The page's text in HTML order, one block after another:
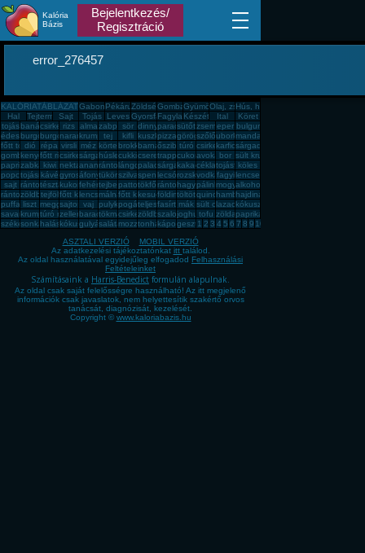
Kalória
Bázis
Bejelentkezés/
Regisztráció
error_276457
KALÓRIATÁBLÁZATGabona, mag, örlemény
Pékáru, édesség, sütemény, rágcsa, tészta
Zöldség, fűszer
GombaGyümölcsOlaj, zsíradékHús, húskészítmény
Hal
TejtermékSajt Tojás Leves Gyorsfagyasztott, dobozos, konzerv étel
Fagylalt, jégkrém
Készétel Ital
Köret
tojás banáncsirkemell
rizs alma zabpehely
sör dinnyeparadicsom
sütőtökzsemleeper bulgur
édesburgonya
burgonyaburgonyanarancskrumplitej kifli kuszkusz
pizzagörögdinnye
szőlőuborkamandarin
főtt tojás
dió répa virsli méz körte brokkolibarnarizsőszibarack
túró csirkecomb
karfiolsárgadinnye
gombakenyérfőtt rizscsirkemájsárgarépa
húslevescukkinicseresznyetrappista sajt
cukoravokádó
bor sült krumpli
paprikazabkása
kiwi nektarinananászrántott hús
lángospalacsintasárgabarack
kakaós csiga
céklatojásfehérje
köles
popcorntojásrántotta
kávégyrosáfonyatükörtojás
szilvaspenótlecsórozskenyér
vodkafagyi lencse
sajt rántott csirkemell
tésztakukoricafehér kenyér
tejbegrízpattogatott kukorica
tökfőzelék
rántottahagymapálinkamogyoróalkohol
rántott sajt
zöldbabtejfölfőtt kukorica
lencsefőzelék
málnafőtt krumpli
kesudióföldimogyoró
töltött káposzta
quinoahamburger
hajdina
puffasztott rizs
liszt meggysajtos pogácsa
vaj pulykamell
pogácsateljes kiőrlésû kenyér
fasírt mák sült csirkecomb
lazackókuszzsír
savanyú káposzta
krumplipüré
túró rudizellerbaracktökmagcsirkemell sonka
zöldbabfőzelék
szalonnajoghurttofu zöldalmapaprikás krumpli
székelykáposzta
sonkahalászlékókuszreszelék
gulyásleves
salátamozzarella
tonhalkáposztagesztenye
1 2 3 4 5 6 7 8 9 10
ASZTALI VERZIÓ
MOBIL VERZIÓ
Az adatkezelési tájékoztatónkat itt találod.
Az oldal használatával egyidejűleg elfogadod Felhasználási
Feltételeinket
Számításaink a Harris-Benedict formulán alapulnak.
Az oldal csak saját felelősségre használható! Az itt megjelenő
információk csak javaslatok, nem helyettesítik szakértő orvos
tanácsát, diagnózisát, kezelését.
Copyright © www.kaloriabazis.hu